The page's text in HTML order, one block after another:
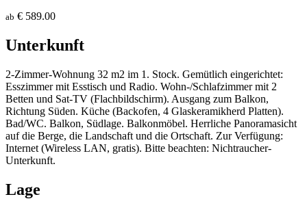
ab € 589.00
Unterkunft
2-Zimmer-Wohnung 32 m2 im 1. Stock. Gemütlich eingerichtet:
Esszimmer mit Esstisch und Radio. Wohn-/Schlafzimmer mit 2
Betten und Sat-TV (Flachbildschirm). Ausgang zum Balkon,
Richtung Süden. Küche (Backofen, 4 Glaskeramikherd Platten).
Bad/WC. Balkon, Südlage. Balkonmöbel. Herrliche Panoramasicht
auf die Berge, die Landschaft und die Ortschaft. Zur Verfügung:
Internet (Wireless LAN, gratis). Bitte beachten: Nichtraucher-
Unterkunft.
Lage